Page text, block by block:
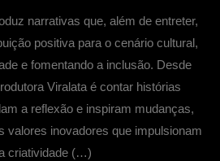
narrativas que, além de entreter,
positiva para o cenário cultural,
e fomentando a inclusão. Desde
Viralata é contar histórias
a reflexão e inspiram mudanças,
valores inovadores que impulsionam
criatividade (…)